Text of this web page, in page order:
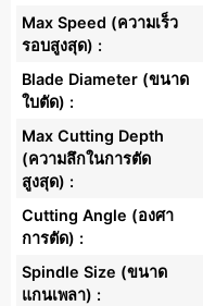
Max Speed (ความเร็ว
รอบสูงสุด) :
Blade Diameter (ขนาด
ใบตัด) :
Max Cutting Depth
(ความลึกในการตัด
สูงสุด) :
Cutting Angle (องศา
การตัด) :
Spindle Size (ขนาด
แกนเพลา) :